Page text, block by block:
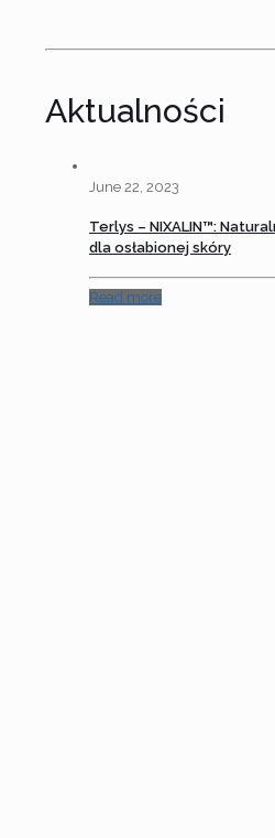
Aktualności
June 22, 2023
Terlys – NIXALIN™:
dla osłabionej skóry
Read more